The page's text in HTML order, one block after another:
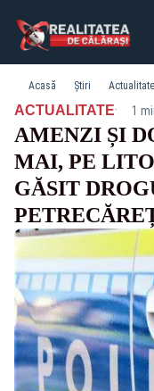
Acasă Știri Actualitate
ACTUALITATE· 1
AMENZI ȘI
MAI, PE
GĂSIT